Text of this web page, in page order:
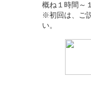
概ね１時間～
※初回は、ご
い。